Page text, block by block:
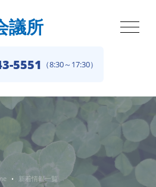
議所
5551 （8:30～17:30）
新着情報一覧